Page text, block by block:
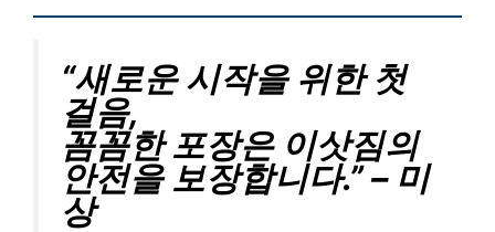
“새로운 시작을 위한 첫
걸음,
꼼꼼한 포장은 이삿짐의
안전을 보장합니다.” – 미
상